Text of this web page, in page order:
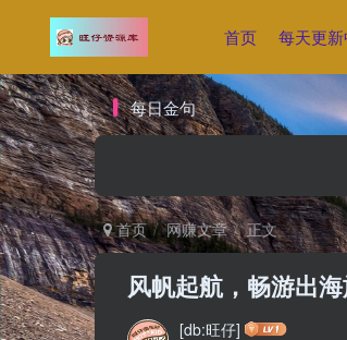
首页 每天更
每日金句
首页 网赚文章 正文
风帆起航，畅游出
[db:旺仔]